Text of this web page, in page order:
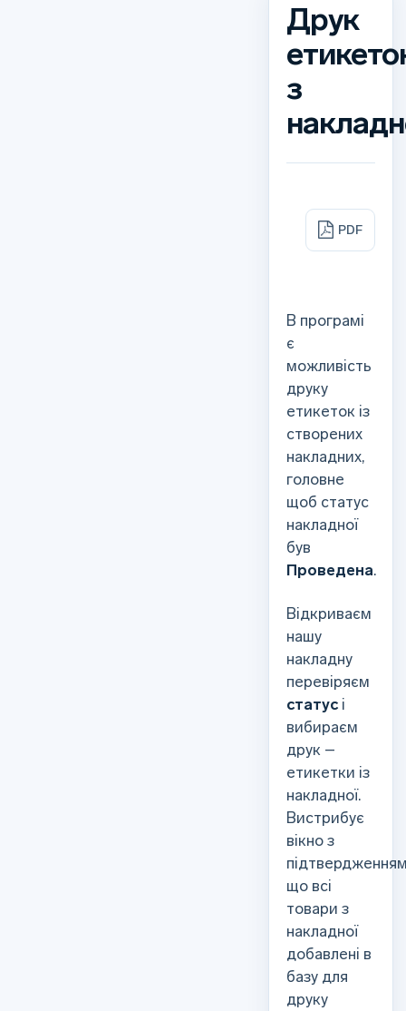
Друк
з
PDF
В програмі
є
можливість
друку
етикеток із
створених
накладних,
головне
щоб статус
накладної
був
Проведена.
Відкриваєм
нашу
накладну
перевіряєм
статус і
вибираєм
друк –
етикетки із
накладної.
Вистрибує
вікно з
що всі
товари з
накладної
добавлені в
базу для
друку